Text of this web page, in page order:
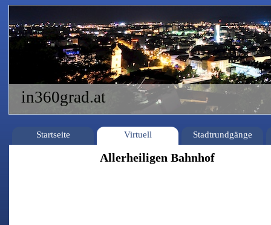
in360grad.at
Startseite Virtuell Stadtrundgänge
Allerheiligen Bahnhof